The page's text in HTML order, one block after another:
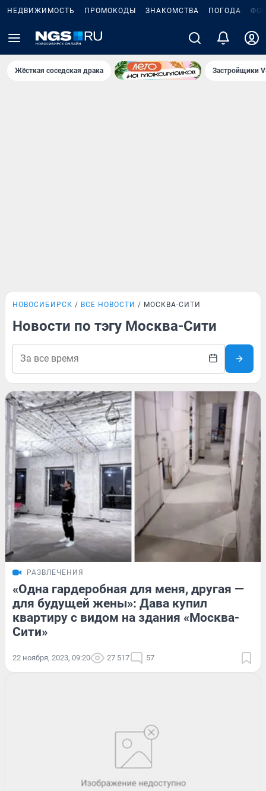
НЕДВИЖИМОСТЬ ПРОМОКОДЫ ЗНАКОМСТВА ПОГОДА
Жёсткая соседская драка Застройщики
НОВОСИБИРСК ВСЕ НОВОСТИ МОСКВА-СИТИ
Новости по тэгу Москва-Сити
РАЗВЛЕЧЕНИЯ
«Одна гардеробная для меня, другая —
для будущей жены»: Дава купил
квартиру с видом на здания «Москва-
Сити»
22 ноября, 2023, 09:20 27 517 57